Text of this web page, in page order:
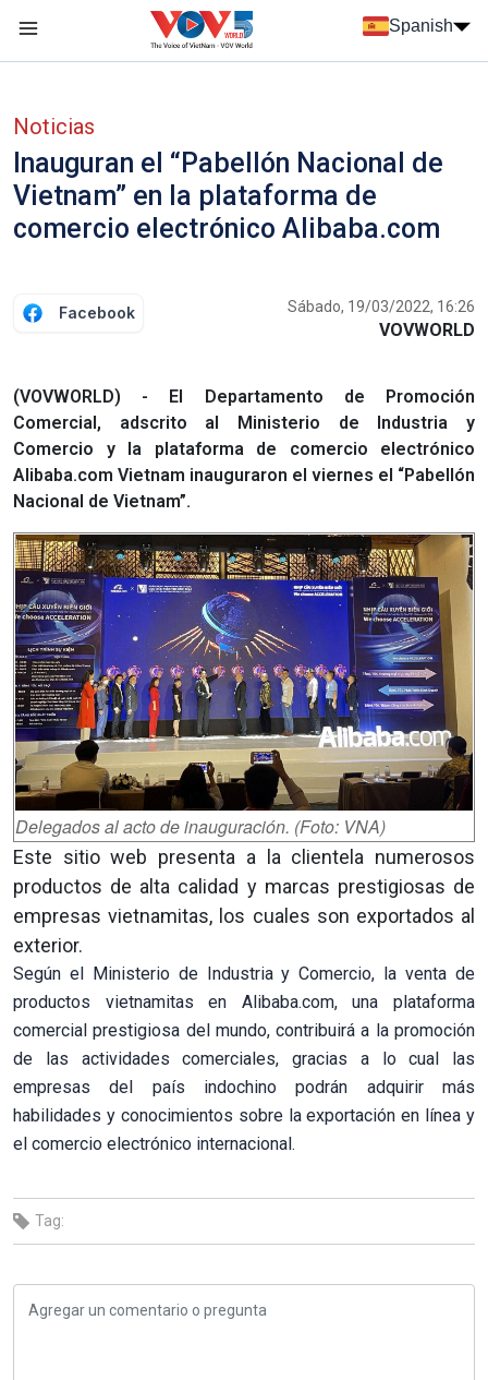
Spanish
Noticias
Inauguran el “Pabellón Nacional de
Vietnam” en la plataforma de
comercio electrónico Alibaba.com
Facebook Sábado, 19/03/2022, 16:26
VOVWORLD
(VOVWORLD) - El Departamento de Promoción
Comercial, adscrito al Ministerio de Industria y
Comercio y la plataforma de comercio electrónico
Alibaba.com Vietnam inauguraron el viernes el “Pabellón
Nacional de Vietnam”.
Delegados al acto de inauguración. (Foto: VNA)
Este sitio web presenta a la clientela numerosos
productos de alta calidad y marcas prestigiosas de
empresas vietnamitas, los cuales son exportados al
exterior.
Según el Ministerio de Industria y Comercio, la venta de
productos vietnamitas en Alibaba.com, una plataforma
comercial prestigiosa del mundo, contribuirá a la promoción
de las actividades comerciales, gracias a lo cual las
empresas del país indochino podrán adquirir más
habilidades y conocimientos sobre la exportación en línea y
el comercio electrónico internacional.
Tag: